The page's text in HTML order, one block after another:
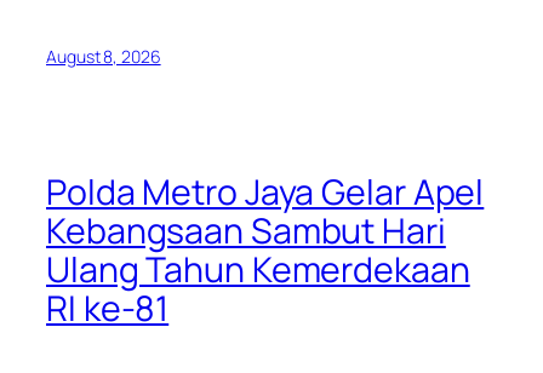
August 8, 2026
Polda Metro Jaya Gelar Apel
Kebangsaan Sambut Hari
Ulang Tahun Kemerdekaan
RI ke-81